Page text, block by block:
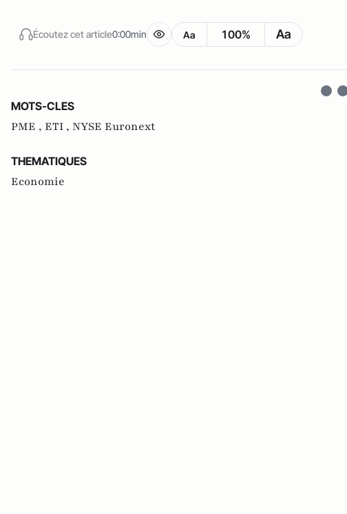
Écoutez cet article0:00min Aa 100% Aa
MOTS-CLES
PME , ETI , NYSE Euronext
THEMATIQUES
Economie